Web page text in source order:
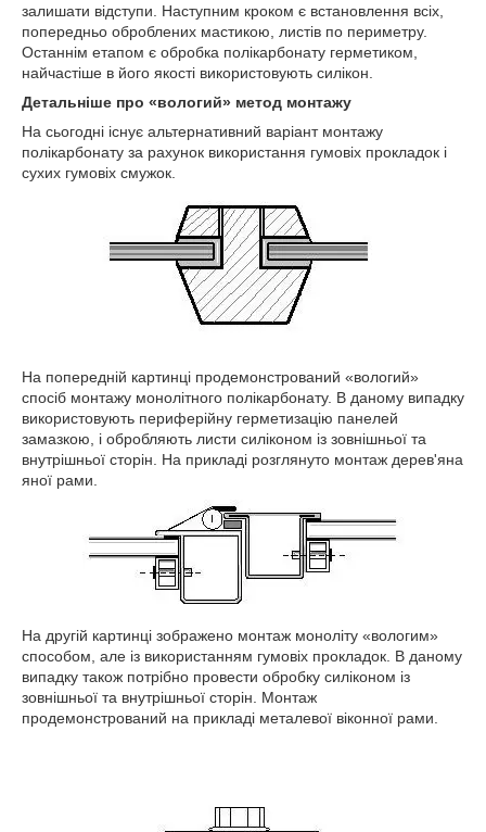
залишати відступи. Наступним кроком є встановлення всіх,
попередньо оброблених мастикою, листів по периметру.
Останнім етапом є обробка полікарбонату герметиком,
найчастіше в його якості використовують силікон.
Детальніше про «вологий» метод монтажу
На сьогодні існує альтернативний варіант монтажу
полікарбонату за рахунок використання гумовіх прокладок і
сухих гумовіх смужок.
На попередній картинці продемонстрований «вологий»
спосіб монтажу монолітного полікарбонату. В даному випадку
використовують периферійну герметизацію панелей
замазкою, і обробляють листи силіконом із зовнішньої та
внутрішньої сторін. На прикладі розглянуто монтаж дерев'яна
яної рами.
На другій картинці зображено монтаж моноліту «вологим»
способом, але із використанням гумовіх прокладок. В даному
випадку також потрібно провести обробку силіконом із
зовнішньої та внутрішньої сторін. Монтаж
продемонстрований на прикладі металевої віконної рами.